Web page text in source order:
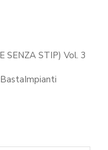
SENZA STIP) Vol. 3